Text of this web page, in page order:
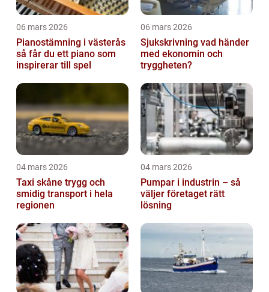
06 mars 2026
Pianostämning i västerås
så får du ett piano som
inspirerar till spel
06 mars 2026
Sjukskrivning vad händer
med ekonomin och
tryggheten?
04 mars 2026
Taxi skåne trygg och
smidig transport i hela
regionen
04 mars 2026
Pumpar i industrin – så
väljer företaget rätt
lösning